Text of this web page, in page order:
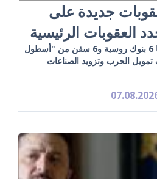
جديدة على
العقوبات الرئيسية
العقوبات تشمل 19 كياناً بينها 6 بنوك روسية و6 سفن من "أسطول
الحرب وتزويد الصناعات